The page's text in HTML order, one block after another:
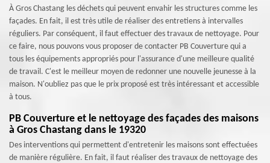
À Gros Chastang les déchets qui peuvent envahir les structures comme les
façades. En fait, il est très utile de réaliser des entretiens à intervalles
réguliers. Par conséquent, il faut effectuer des travaux de nettoyage. Pour
ce faire, nous pouvons vous proposer de contacter PB Couverture qui a
tous les équipements appropriés pour l'assurance d'une meilleure qualité
de travail. C'est le meilleur moyen de redonner une nouvelle jeunesse à la
maison. N'oubliez pas que le prix proposé est très intéressant et accessible
à tous.
PB Couverture et le nettoyage des façades des maisons
à Gros Chastang dans le 19320
Des interventions qui permettent d'entretenir les maisons sont effectuées
de manière régulière. En fait, il faut réaliser des travaux de nettoyage des